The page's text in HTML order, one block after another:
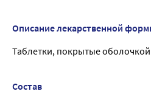
Описание лекарственной
Таблетки, покрытые оболочкой
Состав